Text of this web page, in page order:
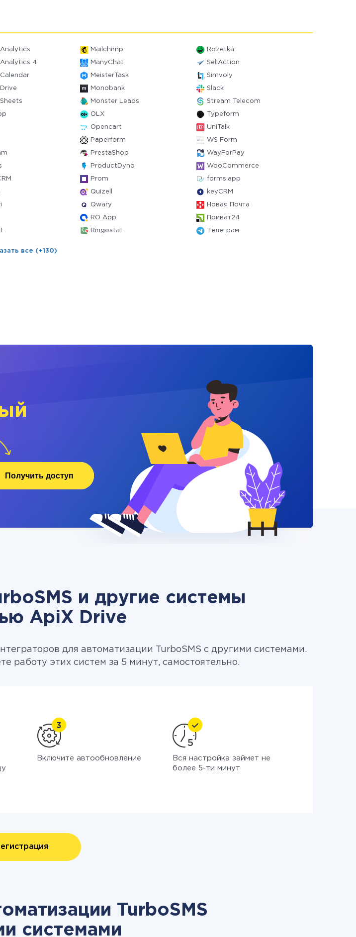
Mailchimp Rozetka
4 ManyChat SellAction
MeisterTask Simvoly
Monobank Slack
Monster Leads Stream Telecom
OLX Typeform
Opencart UniTalk
Paperform WS Form
PrestaShop WayForPay
ProductDyno WooCommerce
Prom forms.app
Quizell keyCRM
Qwary Новая Почта
RO App Приват24
Ringostat Телеграм
все (+130)
Получить доступ
и другие системы
ApiX Drive
для автоматизации TurboSMS с другими системами.
работу этих систем за 5 минут, самостоятельно.
Включите автообновление
Вся настройка займет не
более 5-ти минут
TurboSMS
системами